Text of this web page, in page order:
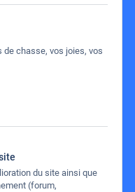
de chasse, vos joies, vos
du site ainsi que
(forum,